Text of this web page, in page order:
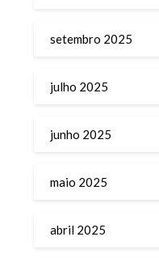
setembro 2025
julho 2025
junho 2025
maio 2025
abril 2025